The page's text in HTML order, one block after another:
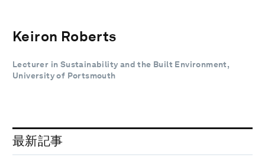
Keiron Roberts
Lecturer in Sustainability and the Built Environment,
University of Portsmouth
最新記事